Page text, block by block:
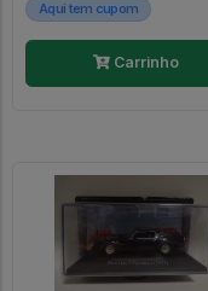
Aqui tem cupom
Carrinho